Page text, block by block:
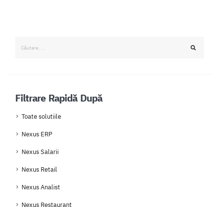
Filtrare Rapidă După
Toate solutiile
Nexus ERP
Nexus Salarii
Nexus Retail
Nexus Analist
Nexus Restaurant